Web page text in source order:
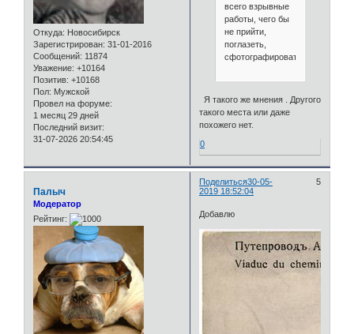
Откуда: Новосибирск
Зарегистрирован: 31-01-2016
Сообщений: 11874
Уважение: +10164
Позитив: +10168
Пол: Мужской
Провел на форуме:
1 месяц 29 дней
Последний визит:
31-07-2026 20:54:45
всего взрывные
работы, чего бы
не прийти,
поглазеть,
сфотографировать.
Я такого же мнения . Другого
такого места или даже
похожего нет.
0
Поделиться 5
30-05-
2019 18:52:04
Палыч
Модератор
Рейтинг:
Добавлю